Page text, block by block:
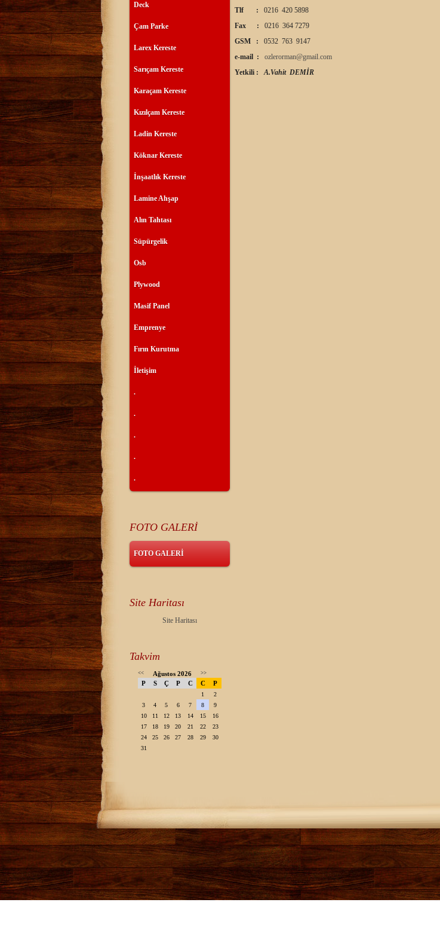
Deck
Çam Parke
Larex Kereste
Sarıçam Kereste
Karaçam Kereste
Kızılçam Kereste
Ladin Kereste
Köknar Kereste
İnşaatlık Kereste
Lamine Ahşap
Alın Tahtası
Süpürgelik
Osb
Plywood
Masif Panel
Emprenye
Fırın Kurutma
İletişim
.
.
.
.
.
FOTO GALERİ
FOTO GALERİ
Site Haritası
Site Haritası
Takvim
<< Ağustos 2026 >>
P S Ç P C C P
1
2
3
4 5 6 7 8
9
10
11 12 13 14 15
16
17
18 19 20 21 22
23
24
25 26 27 28 29
30
31
Tlf :
0216 420 5898
Fax :
0216 364 7279
GSM :
0532 763 9147
e-mail :
ozlerorman@gmail.com
Yetkili :
A.Vahit DEMİR